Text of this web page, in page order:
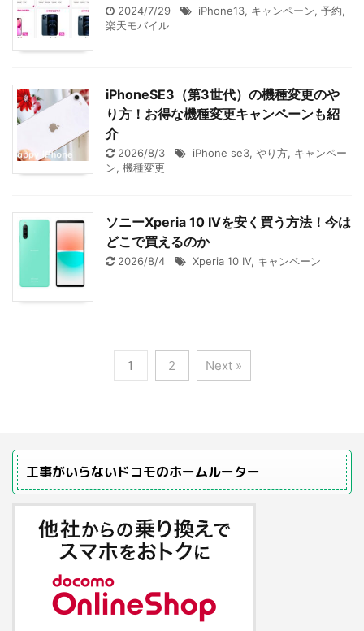
2024/7/29 iPhone13, キャンペーン, 予約,
楽天モバイル
iPhoneSE3（第3世代）の機種変更のや
り方！お得な機種変更キャンペーンも紹
介
2026/8/3 iPhone se3, やり方, キャンペー
ン, 機種変更
ソニーXperia 10 IVを安く買う方法！今は
どこで買えるのか
2026/8/4 Xperia 10 IV, キャンペーン
1 2 Next »
工事がいらないドコモのホームルーター